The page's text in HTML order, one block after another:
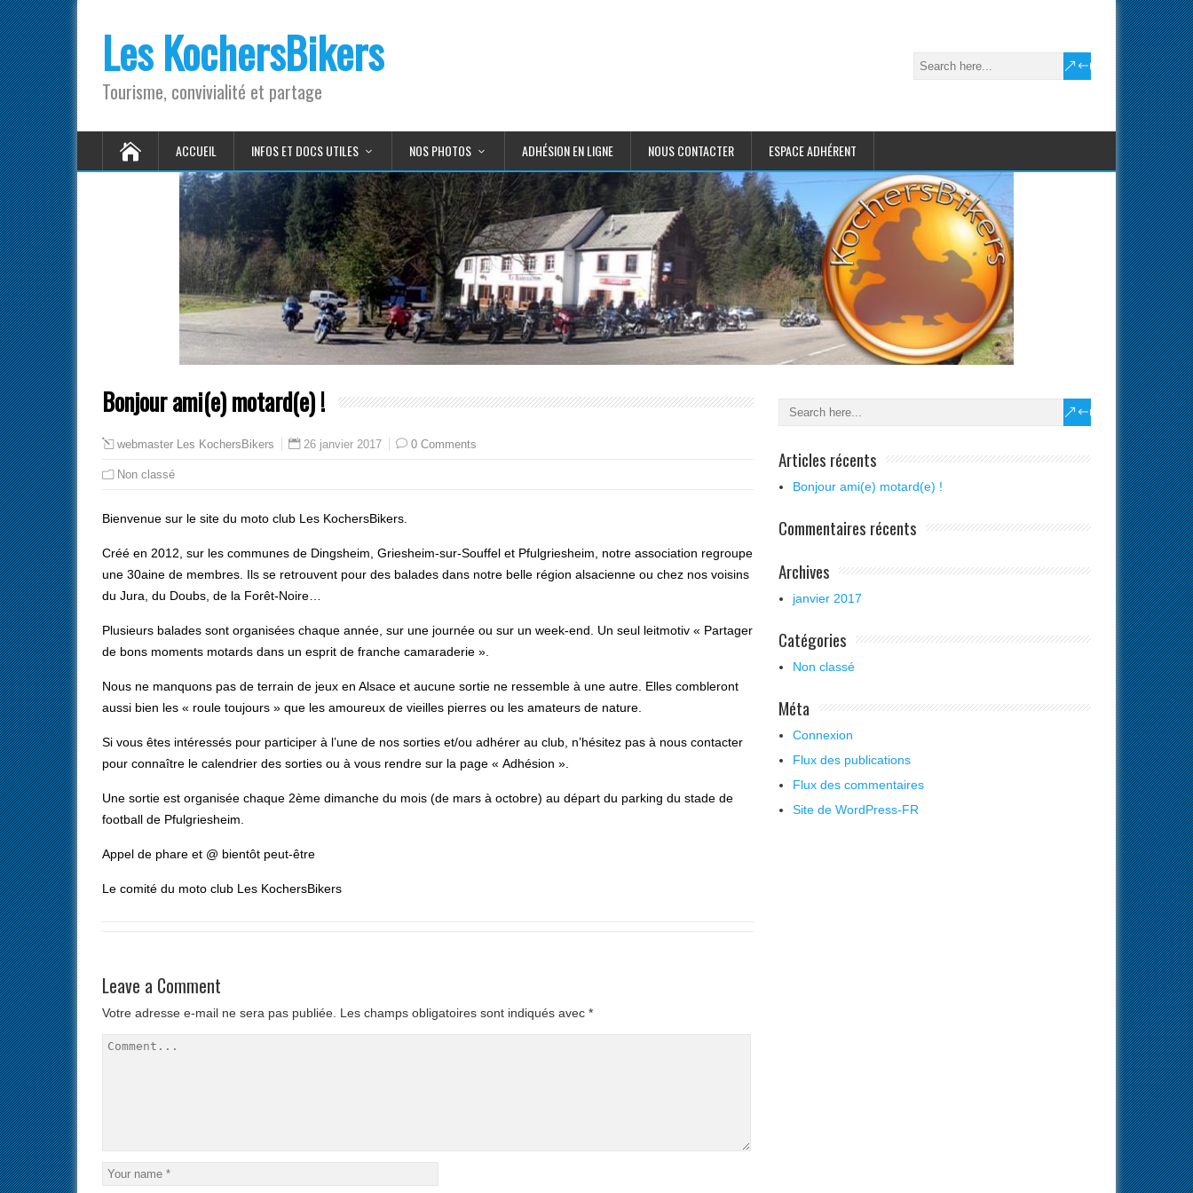
Les KochersBikers
Tourisme, convivialité et partage
ACCUEIL INFOS ET DOCS UTILES NOS PHOTOS ADHÉSION EN LIGNE NOUS CONTACTER ESPACE ADHÉRENT
Bonjour ami(e) motard(e) !
webmaster Les KochersBikers 26 janvier 2017 0 Comments
Non classé
Bienvenue sur le site du moto club Les KochersBikers.
Créé en 2012, sur les communes de Dingsheim, Griesheim-sur-Souffel et Pfulgriesheim, notre association regroupe
une 30aine de membres. Ils se retrouvent pour des balades dans notre belle région alsacienne ou chez nos voisins
du Jura, du Doubs, de la Forêt-Noire…
Plusieurs balades sont organisées chaque année, sur une journée ou sur un week-end. Un seul leitmotiv « Partager
de bons moments motards dans un esprit de franche camaraderie ».
Nous ne manquons pas de terrain de jeux en Alsace et aucune sortie ne ressemble à une autre. Elles combleront
aussi bien les « roule toujours » que les amoureux de vieilles pierres ou les amateurs de nature.
Si vous êtes intéressés pour participer à l’une de nos sorties et/ou adhérer au club, n’hésitez pas à nous contacter
pour connaître le calendrier des sorties ou à vous rendre sur la page « Adhésion ».
Une sortie est organisée chaque 2ème dimanche du mois (de mars à octobre) au départ du parking du stade de
football de Pfulgriesheim.
Appel de phare et @ bientôt peut-être
Le comité du moto club Les KochersBikers
Leave a Comment
Votre adresse e-mail ne sera pas publiée. Les champs obligatoires sont indiqués avec *
Articles récents
Bonjour ami(e) motard(e) !
Commentaires récents
Archives
janvier 2017
Catégories
Non classé
Méta
Connexion
Flux des publications
Flux des commentaires
Site de WordPress-FR